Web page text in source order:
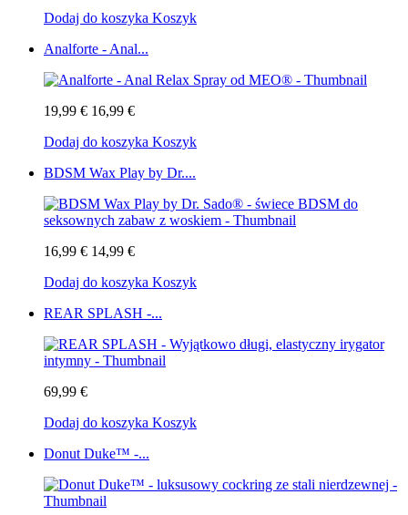
Dodaj do koszyka Koszyk
Analforte - Anal...
19,99 € 16,99 €
Dodaj do koszyka Koszyk
BDSM Wax Play by Dr....
16,99 € 14,99 €
Dodaj do koszyka Koszyk
REAR SPLASH -...
69,99 €
Dodaj do koszyka Koszyk
Donut Duke™ -...